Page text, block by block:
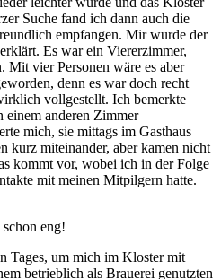
Suche fand ich dann auch die
empfangen. Mir wurde der
Es war ein Viererzimmer,
Mit vier Personen wäre es aber
denn es war doch recht
vollgestellt. Ich bemerkte
einem anderen Zimmer
mich, sie mittags im Gasthaus
kurz miteinander, aber kamen nicht
kommt vor, wobei ich in der Folge
mit meinen Mitpilgern hatte.
eng!
Tages, um mich im Kloster mit
betrieblich als Brauerei genutzten